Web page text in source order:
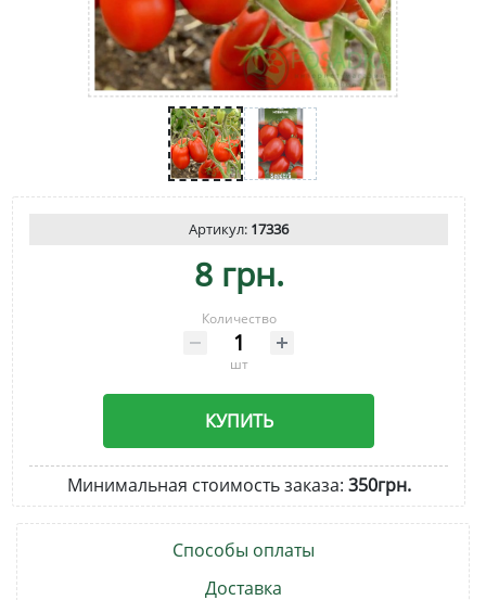
Артикул: 17336
8 грн.
Количество
шт
КУПИТЬ
Минимальная стоимость заказа: 350грн.
Способы оплаты
Доставка